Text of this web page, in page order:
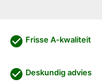
check_circle Frisse A-kwaliteit
check_circle Deskundig advies